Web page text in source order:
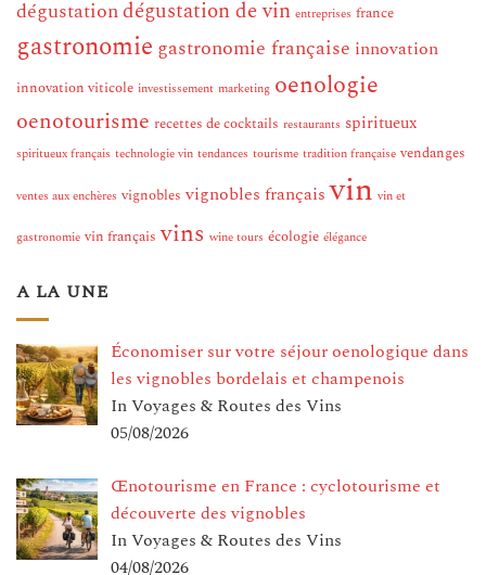
dégustationdégustation de vin entreprises france
gastronomie gastronomie française innovation
innovation viticole investissement marketing oenologie
oenotourisme recettes de cocktails restaurants spiritueux
spiritueux français technologie vin tendances tourisme tradition française vendanges
ventes aux enchères vignobles vignobles français vin vin et
gastronomie vin français vins wine tours écologie élégance
A LA UNE
Économiser sur votre séjour oenologique dans
les vignobles bordelais et champenois
In Voyages & Routes des Vins
05/08/2026
Œnotourisme en France : cyclotourisme et
découverte des vignobles
In Voyages & Routes des Vins
04/08/2026